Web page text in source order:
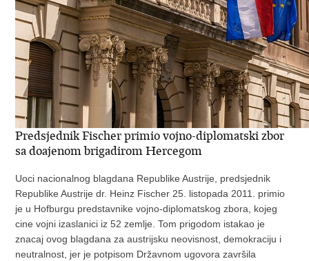
Predsjednik Fischer primio vojno-diplomatski zbor
sa doajenom brigadirom Hercegom
Uoci nacionalnog blagdana Republike Austrije, predsjednik
Republike Austrije dr. Heinz Fischer 25. listopada 2011. primio
je u Hofburgu predstavnike vojno-diplomatskog zbora, kojeg
cine vojni izaslanici iz 52 zemlje. Tom prigodom istakao je
znacaj ovog blagdana za austrijsku neovisnost, demokraciju i
neutralnost, jer je potpisom Državnom ugovora završila